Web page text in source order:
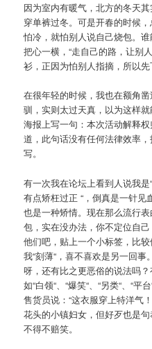
因为室内有暖气，北方的冬天
穿单裤过冬。可是开春的时候
怕冷，就怕别人说自己烧包。
把心一横，“走自己的路，让别
衫，正因为怕别人指摘，所以先
在很年轻的时候，我也在额角
驯，实则太过天真，以为这样
海报上写一句：本次活动解释
道，此句话没有任何法律效率
写。
有一次我在论坛上看到人说我
有点矫枉过正 “，倒真是一针
也是一种矫情。现在那么流行
包，实在没办法，你不定位自
他们吧，贴上一个小标签，比
我“刻薄“，喜不喜欢是另一回事
呀，还有比之更恶俗的说法吗
如“白领“、“爆笑“、“另类“、“
售货员说：“这衣服穿上特洋
花头的小镇妇女，但好歹也是
不得不赔笑。